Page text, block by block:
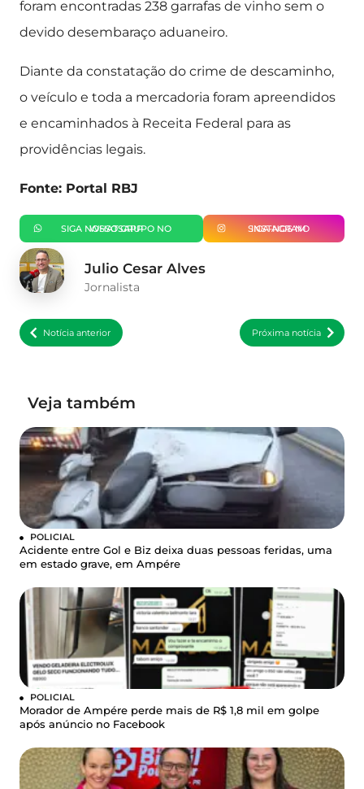
foram encontradas 238 garrafas de vinho sem o
devido desembaraço aduaneiro.
Diante da constatação do crime de descaminho,
o veículo e toda a mercadoria foram apreendidos
e encaminhados à Receita Federal para as
providências legais.
Fonte: Portal RBJ
SIGA NOSSO GRUPO NO WHATSAPP SIGA-NOS NO INSTAGRAM
Julio Cesar Alves
Jornalista
Notícia anterior Próxima notícia
Veja também
POLICIAL
Acidente entre Gol e Biz deixa duas pessoas feridas, uma
em estado grave, em Ampére
POLICIAL
Morador de Ampére perde mais de R$ 1,8 mil em golpe
após anúncio no Facebook